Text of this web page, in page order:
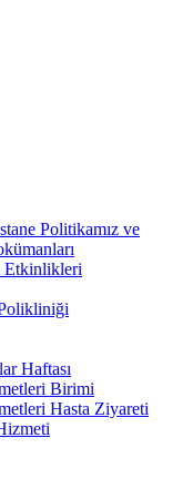
Politikamız ve
Etkinlikleri
Haftası
Birimi
Hasta Ziyareti